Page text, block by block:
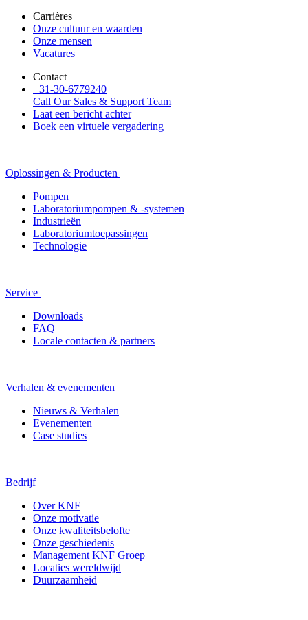
Carrières
Onze cultuur en waarden
Onze mensen
Vacatures
Contact
+31-30-6779240
Call Our Sales & Support Team
Laat een bericht achter
Boek een virtuele vergadering
Oplossingen & Producten
Pompen
Laboratoriumpompen & -systemen
Industrieën
Laboratoriumtoepassingen
Technologie
Service
Downloads
FAQ
Locale contacten & partners
Verhalen & evenementen
Nieuws & Verhalen
Evenementen
Case studies
Bedrijf
Over KNF
Onze motivatie
Onze kwaliteitsbelofte
Onze geschiedenis
Management KNF Groep
Locaties wereldwijd
Duurzaamheid